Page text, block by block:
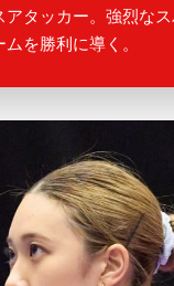
アタッカー。強烈な
を勝利に導く。